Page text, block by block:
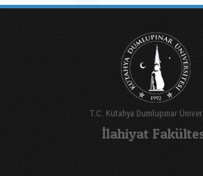
T.C. Kütahya Dumlupınar
İlahiyat